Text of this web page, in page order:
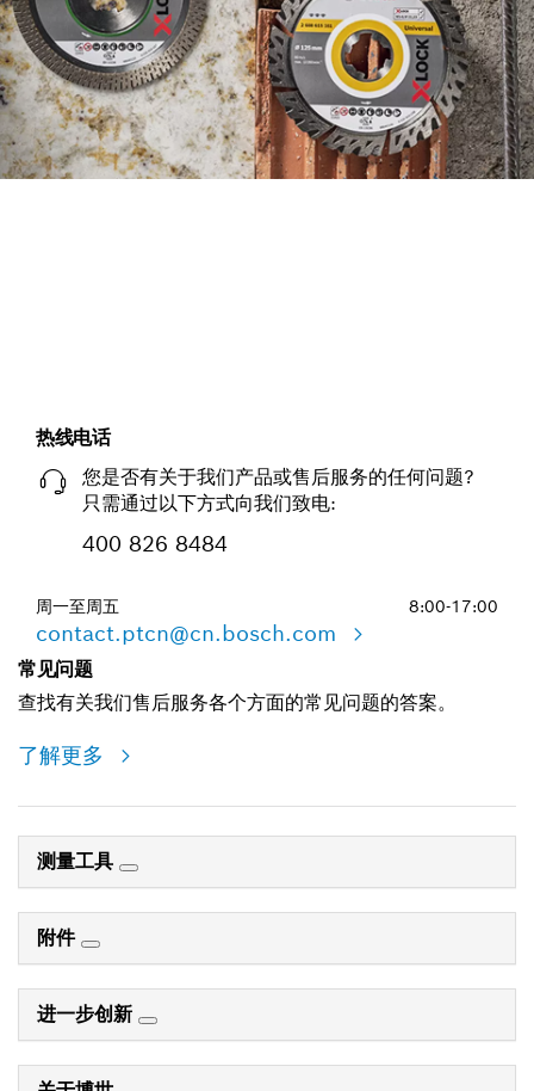
热线电话
您是否有关于我们产品或售后服务的任何问题?
只需通过以下方式向我们致电:
400 826 8484
周一至周五 8:00-17:00
contact.ptcn@cn.bosch.com
常见问题
查找有关我们售后服务各个方面的常见问题的答案。
了解更多
测量工具
附件
进一步创新